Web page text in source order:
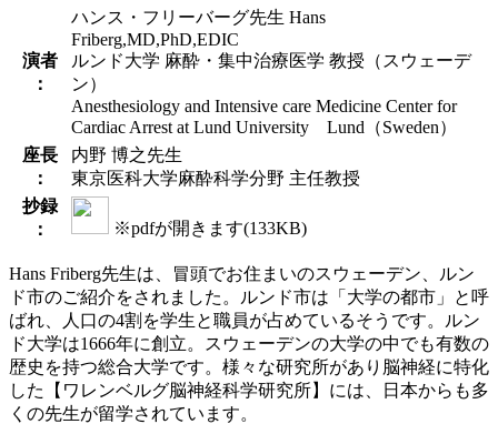
演者
：
ハンス・フリーバーグ先生 Hans
Friberg,MD,PhD,EDIC
ルンド大学 麻酔・集中治療医学 教授（スウェーデ
ン）
Anesthesiology and Intensive care Medicine Center for
Cardiac Arrest at Lund University Lund（Sweden）
座長
：
内野 博之先生
東京医科大学麻酔科学分野 主任教授
抄録
：
※pdfが開きます(133KB)
Hans Friberg先生は、冒頭でお住まいのスウェーデン、ルン
ド市のご紹介をされました。ルンド市は「大学の都市」と呼
ばれ、人口の4割を学生と職員が占めているそうです。ルン
ド大学は1666年に創立。スウェーデンの大学の中でも有数の
歴史を持つ総合大学です。様々な研究所があり脳神経に特化
した【ワレンベルグ脳神経科学研究所】には、日本からも多
くの先生が留学されています。